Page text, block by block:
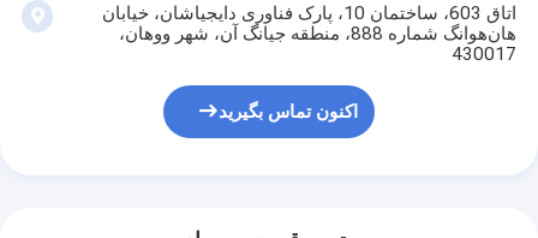
اتاق 603، ساختمان 10، پارک فناوری دایجیاشان، خیابان
هان‌هوانگ شماره 888، منطقه جیانگ آن، شهر ووهان،
430017
اکنون تماس بگیرید